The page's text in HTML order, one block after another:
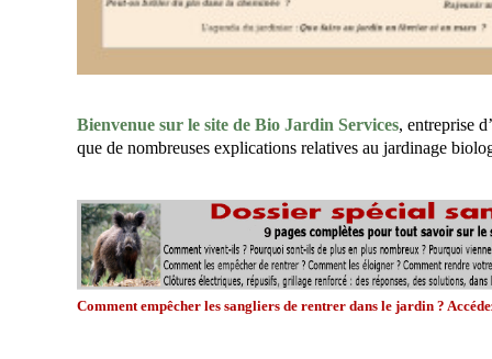
Bienvenue sur le site de Bio Jardin Services, entreprise
que de nombreuses explications relatives au jardinage
Comment empêcher les sangliers de rentrer dans le jardin ?